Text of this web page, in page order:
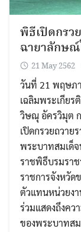
พิธีเปิดกรว
ฉายาลักษณ์
21 May 2562
วันที่ 21 พฤษภ
เฉลิมพระเกีย
วิษณุ อัครวิมุต
เปิดกรวยถวา
พระบาทสมเด็จ
ราชพิธีบรมราช
ราชการจังหวั
ตัวแทนหน่วยง
ร่วมแสดงถึงค
ของพระบาทส